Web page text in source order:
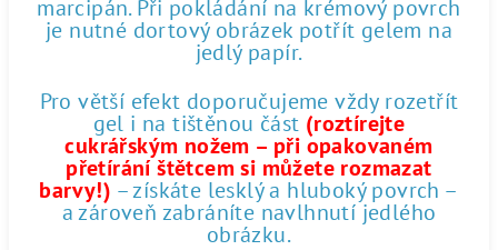
marcipán. Při pokládání na krémový povrch
je nutné dortový obrázek potřít gelem na
jedlý papír.
Pro větší efekt doporučujeme vždy rozetřít
gel i na tištěnou část (roztírejte
cukrářským nožem – při opakovaném
přetírání štětcem si můžete rozmazat
barvy!) – získáte lesklý a hluboký povrch –
a zároveň zabráníte navlhnutí jedlého
obrázku.